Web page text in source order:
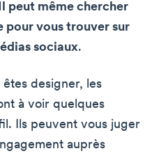
peut même chercher
pour vous trouver sur
sociaux.
designer, les
à voir quelques
Ils peuvent vous juger
auprès